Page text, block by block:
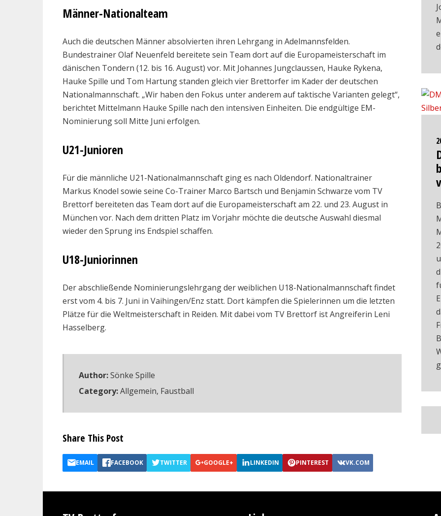
Männer-Nationalteam
Auch die deutschen Männer absolvierten ihren Lehrgang in Adelmannsfelden.
Bundestrainer Olaf Neuenfeld bereitete sein Team dort auf die Europameisterschaft im
dänischen Tondern (12. bis 16. August) vor. Mit Johannes Jungclaussen, Hauke Rykena,
Hauke Spille und Tom Hartung standen gleich vier Brettorfer im Kader der deutschen
Nationalmannschaft. „Wir haben den Fokus unter anderem auf taktische Varianten gelegt“,
berichtet Mittelmann Hauke Spille nach den intensiven Einheiten. Die endgültige EM-
Nominierung soll Mitte Juni erfolgen.
U21-Junioren
Für die männliche U21-Nationalmannschaft ging es nach Oldendorf. Nationaltrainer
Markus Knodel sowie seine Co-Trainer Marco Bartsch und Benjamin Schwarze vom TV
Brettorf bereiteten das Team dort auf die Europameisterschaft am 22. und 23. August in
München vor. Nach dem dritten Platz im Vorjahr möchte die deutsche Auswahl diesmal
wieder den Sprung ins Endspiel schaffen.
U18-Juniorinnen
Der abschließende Nominierungslehrgang der weiblichen U18-Nationalmannschaft findet
erst vom 4. bis 7. Juni in Vaihingen/Enz statt. Dort kämpfen die Spielerinnen um die letzten
Plätze für die Weltmeisterschaft in Reiden. Mit dabei vom TV Brettorf ist Angreiferin Leni
Hasselberg.
Author:Sönke Spille
Category:Allgemein, Faustball
Share This Post
EMAIL FACEBOOK TWITTER GOOGLE+ LINKEDIN PINTEREST VK.COM